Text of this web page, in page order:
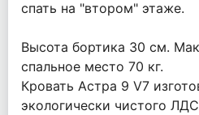
спать на "втором" этаже.
Высота бортика 30 см.
спальное место 70 кг.
Кровать Астра 9 V7
экологически чистого